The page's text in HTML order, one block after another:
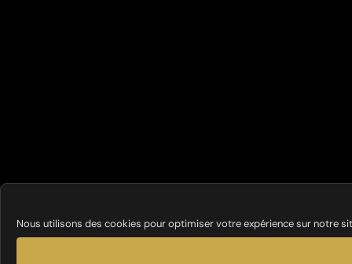
Nous utilisons des cookies pour optimiser votre expérience sur notre